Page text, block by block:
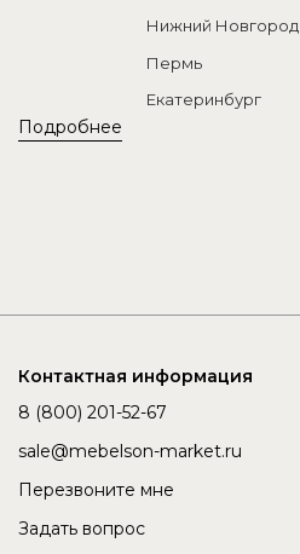
Подробнее
Нижний Новгород
Пермь
Екатеринбург
Контактная информация
8 (800) 201-52-67
sale@mebelson-market.ru
Перезвоните мне
Задать вопрос